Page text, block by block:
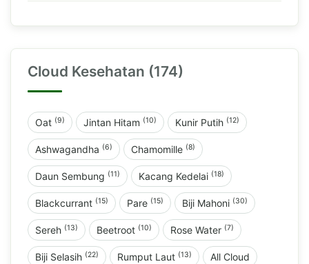
Cloud Kesehatan (174)
Oat (9) Jintan Hitam (10) Kunir Putih (12)
Ashwagandha (6) Chamomille (8)
Daun Sembung (11) Kacang Kedelai (18)
Blackcurrant (15) Pare (15) Biji Mahoni (30)
Sereh (13) Beetroot (10) Rose Water (7)
Biji Selasih (22) Rumput Laut (13) All Cloud